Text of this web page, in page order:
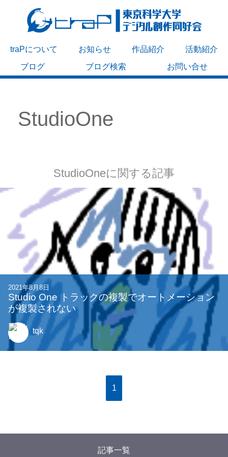
traPについて お知らせ 作品紹介
活動紹介
ブログ
ブログ検索 お問い合せ
StudioOne
StudioOneに関する記事
2021年8月8日
Studio One トラックの複製でオートメーション
が複製されない
tqk
1
記事一覧